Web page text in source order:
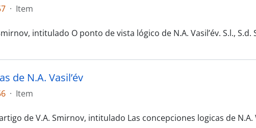
· Item
intitulado O ponto de vista lógico de N.A. Vasil’év. S.l., S.d.
de N.A. Vasil’év
· Item
de V.A. Smirnov, intitulado Las concepciones logicas de N.A.